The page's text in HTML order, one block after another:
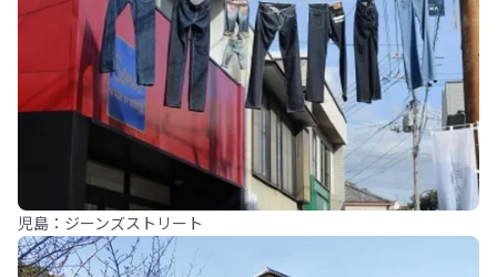
児島：ジーンズストリート